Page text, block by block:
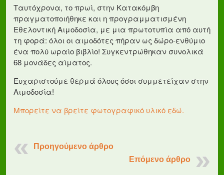
Ταυτόχρονα, το πρωί, στην Κατακόμβη
πραγματοποιήθηκε και η προγραμματισμένη
Εθελοντική Αιμοδοσία, με μια πρωτοτυπία από αυτή
τη φορά: όλοι οι αιμοδότες πήραν ως δώρο-ενθύμιο
ένα πολύ ωραίο βιβλίο! Συγκεντρώθηκαν συνολικά
68 μονάδες αίματος.
Ευχαριστούμε θερμά όλους όσοι συμμετείχαν στην
Αιμοδοσία!
Μπορείτε να βρείτε φωτογραφικό υλικό εδώ.
Προηγούμενο άρθρο
Επόμενο άρθρο